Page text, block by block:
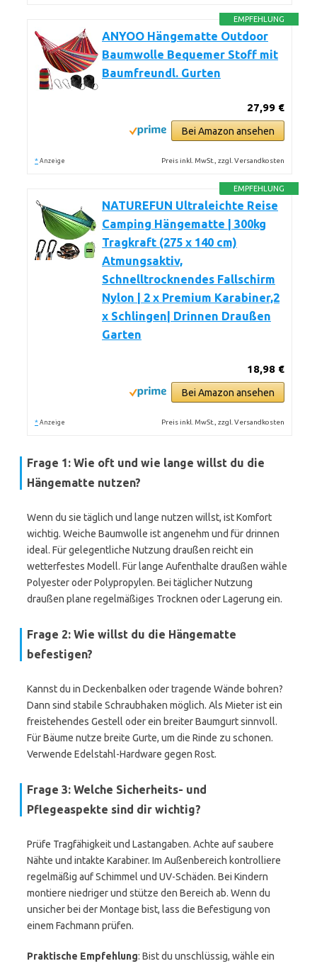
EMPFEHLUNG
ANYOO Hängematte Outdoor
Baumwolle Bequemer Stoff mit
Baumfreundl. Gurten
27,99 €
Bei Amazon ansehen
* Anzeige Preis inkl. MwSt., zzgl. Versandkosten
EMPFEHLUNG
NATUREFUN Ultraleichte Reise
Camping Hängematte | 300kg
Tragkraft (275 x 140 cm)
Atmungsaktiv,
Schnelltrocknendes Fallschirm
Nylon | 2 x Premium Karabiner,2
x Schlingen| Drinnen Draußen
Garten
18,98 €
Bei Amazon ansehen
* Anzeige Preis inkl. MwSt., zzgl. Versandkosten
Frage 1: Wie oft und wie lange willst du die
Hängematte nutzen?
Wenn du sie täglich und lange nutzen willst, ist Komfort
wichtig. Weiche Baumwolle ist angenehm und für drinnen
ideal. Für gelegentliche Nutzung draußen reicht ein
wetterfestes Modell. Für lange Aufenthalte draußen wähle
Polyester oder Polypropylen. Bei täglicher Nutzung
draußen plane regelmäßiges Trocknen oder Lagerung ein.
Frage 2: Wie willst du die Hängematte
befestigen?
Kannst du in Deckenbalken oder tragende Wände bohren?
Dann sind stabile Schraubhaken möglich. Als Mieter ist ein
freistehendes Gestell oder ein breiter Baumgurt sinnvoll.
Für Bäume nutze breite Gurte, um die Rinde zu schonen.
Verwende Edelstahl-Hardware gegen Rost.
Frage 3: Welche Sicherheits- und
Pflegeaspekte sind dir wichtig?
Prüfe Tragfähigkeit und Lastangaben. Achte auf saubere
Nähte und intakte Karabiner. Im Außenbereich kontrolliere
regelmäßig auf Schimmel und UV-Schäden. Bei Kindern
montiere niedriger und stütze den Bereich ab. Wenn du
unsicher bei der Montage bist, lass die Befestigung von
einem Fachmann prüfen.
Praktische Empfehlung: Bist du unschlüssig, wähle ein